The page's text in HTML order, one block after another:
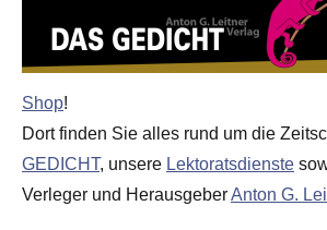
Shop!
Dort finden Sie alles rund um die
GEDICHT, unsere Lektoratsdienste
Verleger und HerausgeberAnton G.